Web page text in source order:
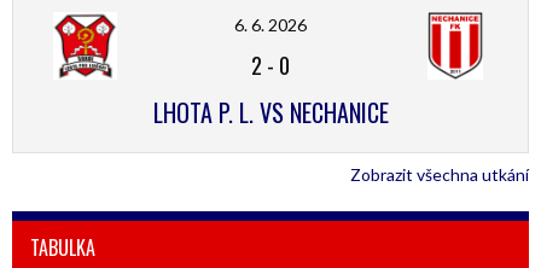
6. 6. 2026
2 - 0
LHOTA P. L. VS NECHANICE
Zobrazit všechna utkání
TABULKA